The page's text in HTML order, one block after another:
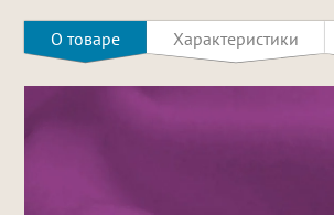
О товаре Характеристики